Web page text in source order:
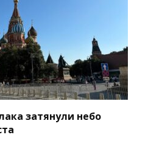
затянули небо